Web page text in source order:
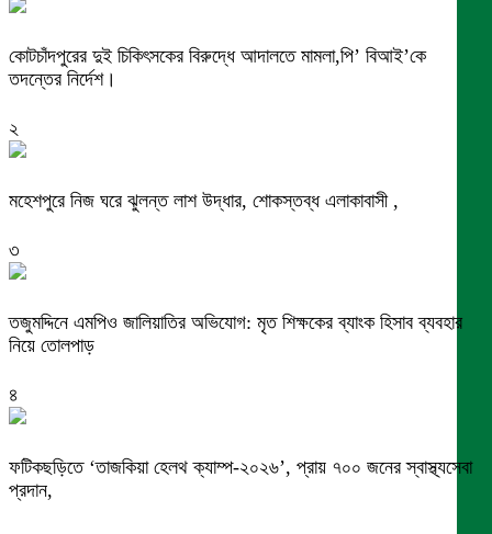
কোটচাঁদপুরের দুই চিকিৎসকের বিরুদ্ধে আদালতে মামলা,পি’ বিআই’কে
তদন্তের নির্দেশ।
২
মহেশপুরে নিজ ঘরে ঝুলন্ত লাশ উদ্ধার, শোকস্তব্ধ এলাকাবাসী ,
৩
তজুমদ্দিনে এমপিও জালিয়াতির অভিযোগ: মৃত শিক্ষকের ব্যাংক হিসাব ব্যবহার
নিয়ে তোলপাড়
৪
ফটিকছড়িতে ‘তাজকিয়া হেলথ ক্যাম্প-২০২৬’, প্রায় ৭০০ জনের স্বাস্থ্যসেবা
প্রদান,